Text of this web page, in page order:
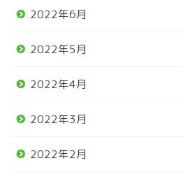
2022年6月
2022年5月
2022年4月
2022年3月
2022年2月